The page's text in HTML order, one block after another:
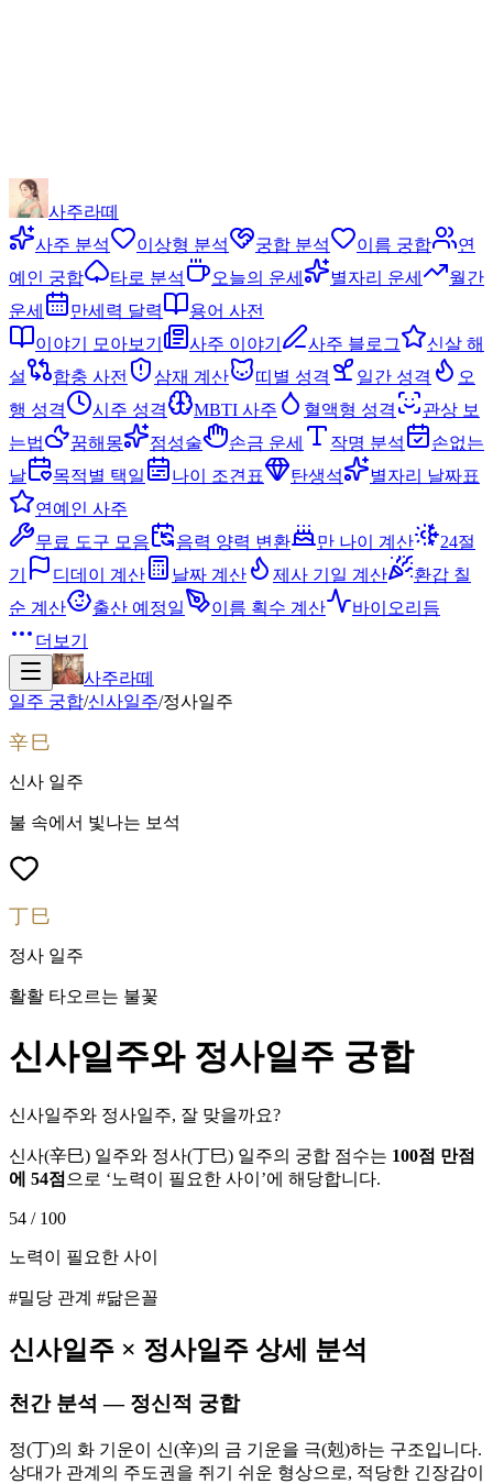
사주라떼
사주 분석
이상형 분석 궁합 분석 이름 궁합
연
예인 궁합
타로 분석 오늘의 운세 별자리 운세
월간
운세
만세력 달력
용어 사전
이야기 모아보기
사주 이야기 사주 블로그
신살 해
설
합충 사전 삼재 계산 띠별 성격 일간 성격
오
행 성격
시주 성격 MBTI 사주 혈액형 성격
관상 보
는법
꿈해몽 점성술 손금 운세 작명 분석
손없는
날
목적별 택일 나이 조견표 탄생석
별자리 날짜표
연예인 사주
무료 도구 모음
음력 양력 변환 만 나이 계산
24절
기
디데이 계산 날짜 계산 제사 기일 계산
환갑 칠
순 계산
출산 예정일 이름 획수 계산
바이오리듬
더보기
사주라떼
일주 궁합/신사일주/정사일주
辛巳
신사 일주
불 속에서 빛나는 보석
丁巳
정사 일주
활활 타오르는 불꽃
신사일주와 정사일주 궁합
신사일주와 정사일주, 잘 맞을까요?
신사(辛巳) 일주와 정사(丁巳) 일주의 궁합 점수는 100점 만점
에 54점 으로 ‘노력이 필요한 사이 ’에 해당합니다.
54 / 100
노력이 필요한 사이
#밀당 관계 #닮은꼴
신사일주 × 정사일주 상세 분석
천간 분석 — 정신적 궁합
정(丁)의 화 기운이 신(辛)의 금 기운을 극(剋)하는 구조입니다.
상대가 관계의 주도권을 쥐기 쉬운 형상으로, 적당한 긴장감이